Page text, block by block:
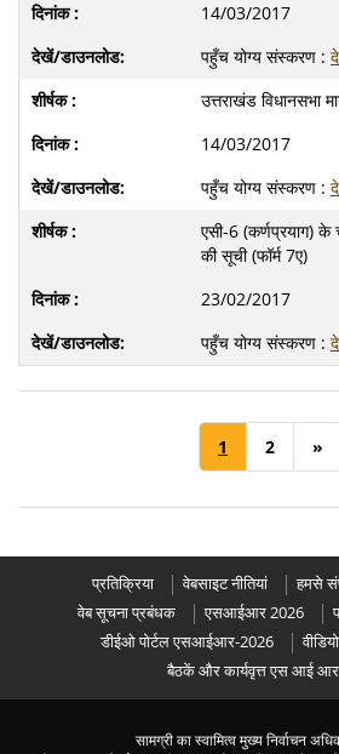
14/03/2017
पहुँच योग्य संस्करण :
उत्तराखंड विधानसभा
14/03/2017
पहुँच योग्य संस्करण :
एसी-6 (कर्णप्रयाग) के
की सूची (फॉर्म 7ए)
23/02/2017
पहुँच योग्य संस्करण :
1 2 »
प्रतिक्रिया वेबसाइट नीतियां हमसे
वेब सूचना प्रबंधक
एसआईआर 2026
डीईओ पोर्टल एसआईआर-2026
बैठकें और कार्यवृत्त एस आई
सामग्री का स्वामित्व मुख्य निर्वाचन